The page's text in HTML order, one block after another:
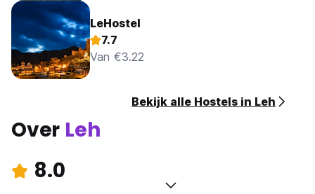
LeHostel
7.7
Van €3.22
Bekijk alle Hostels in Leh
Over Leh
8.0